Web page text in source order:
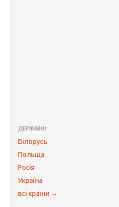
ДЕРЖАВНІ
Білорусь
Польща
Росія
Україна
всі країни →